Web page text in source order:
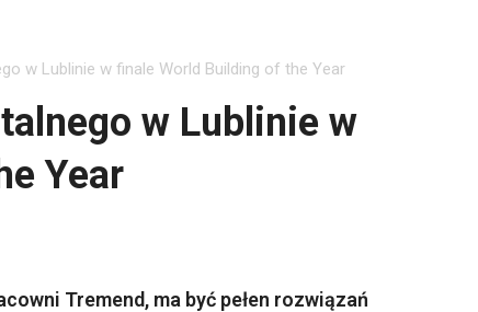
w Lublinie w finale World Building of the Year
w Lublinie w
Year
Tremend, ma być pełen rozwiązań